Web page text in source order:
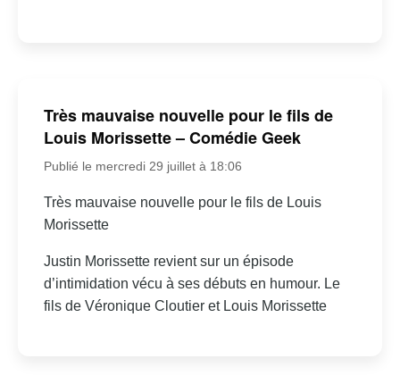
Très mauvaise nouvelle pour le fils de
Louis Morissette – Comédie Geek
Publié le mercredi 29 juillet à 18:06
Très mauvaise nouvelle pour le fils de Louis
Morissette
Justin Morissette revient sur un épisode
d’intimidation vécu à ses débuts en humour. Le
fils de Véronique Cloutier et Louis Morissette